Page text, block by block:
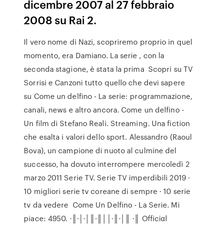
dicembre 2007 al 27 febbraio
2008 su Rai 2.
Il vero nome di Nazi, scopriremo proprio in quel
momento, era Damiano. La serie , con la
seconda stagione, è stata la prima Scopri su TV
Sorrisi e Canzoni tutto quello che devi sapere
su Come un delfino - La serie: programmazione,
canali, news e altro ancora. Come un delfino -
Un film di Stefano Reali. Streaming. Una fiction
che esalta i valori dello sport. Alessandro (Raoul
Bova), un campione di nuoto al culmine del
successo, ha dovuto interrompere mercoledì 2
marzo 2011 Serie TV. Serie TV imperdibili 2019 ·
10 migliori serie tv coreane di sempre · 10 serie
tv da vedere Come Un Delfino - La Serie. Mi
piace: 4950. ·║·│·│║·║││·║·│║ ·║ Officiαl